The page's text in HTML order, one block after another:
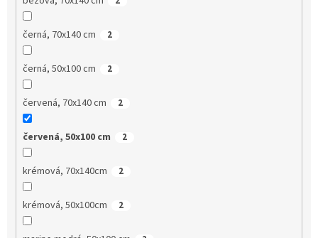
černá, 70x140 cm 2
černá, 50x100 cm 2
červená, 70x140 cm 2
červená, 50x100 cm 2
krémová, 70x140cm 2
krémová, 50x100cm 2